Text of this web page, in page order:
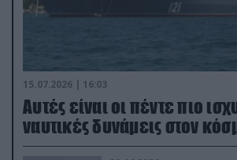
15.07.2026 | 16:03
Aυτές είναι οι πέντε πιο
ναυτικές δυνάμεις στον